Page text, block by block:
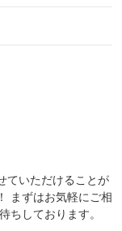
ていただけることが
まずはお気軽にご相
ちしております。